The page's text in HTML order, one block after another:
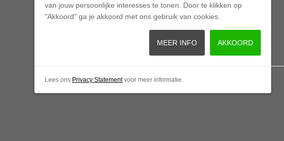
van jouw persoonlijke interesses te tonen. Door te klikken op
"Akkoord" ga je akkoord met ons gebruik van cookies.
AKKOORD
MEER INFO
Lees ons Privacy Statementvoor meer informatie.